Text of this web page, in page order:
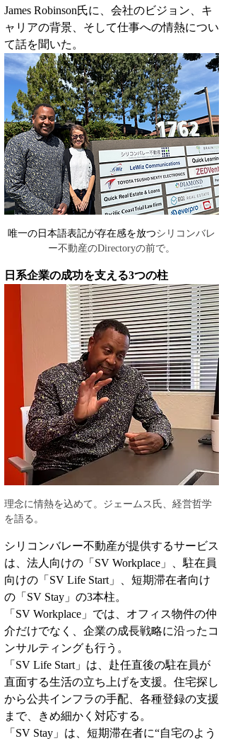
James Robinson氏に、会社のビジョン、キ
ャリアの背景、そして仕事への情熱につい
て話を聞いた。
唯一の日本語表記が存在感を放つシリコンバレ
ー不動産のDirectoryの前で。
日系企業の成功を支える3つの柱
理念に情熱を込めて。ジェームス氏、経営哲学
を語る。
シリコンバレー不動産が提供するサービス
は、法人向けの「SV Workplace」、駐在員
向けの「SV Life Start」、短期滞在者向け
の「SV Stay」の3本柱。
「SV Workplace」では、オフィス物件の仲
介だけでなく、企業の成長戦略に沿ったコ
ンサルティングも行う。
「SV Life Start」は、赴任直後の駐在員が
直面する生活の立ち上げを支援。住宅探し
から公共インフラの手配、各種登録の支援
まで、きめ細かく対応する。
「SV Stay」は、短期滞在者に“自宅のよう